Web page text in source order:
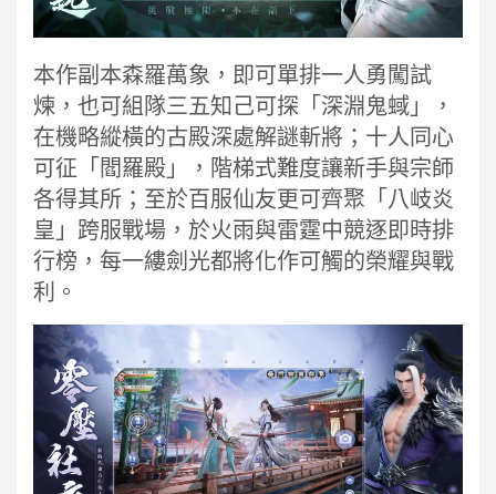
本作副本森羅萬象，即可單排一人勇闖試
煉，也可組隊三五知己可探「深淵鬼蜮」，
在機略縱橫的古殿深處解謎斬將；十人同心
可征「閻羅殿」，階梯式難度讓新手與宗師
各得其所；至於百服仙友更可齊聚「八岐炎
皇」跨服戰場，於火雨與雷霆中競逐即時排
行榜，每一縷劍光都將化作可觸的榮耀與戰
利。